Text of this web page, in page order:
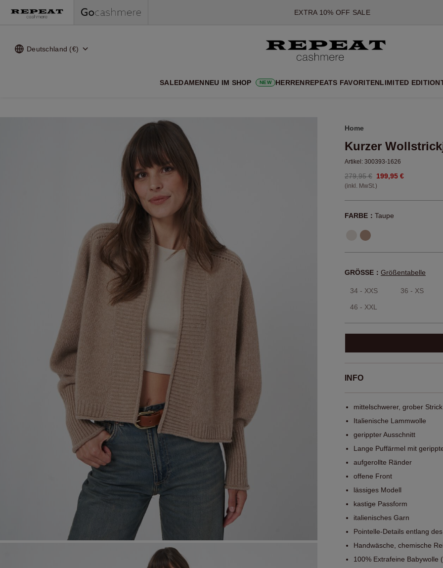
*DIESES ANGEBOT GILT BIS ZUM 12 AUGUST 2026
*GILT NICHT FÜR LIMITED EDITION
*AUSNAHMEN SIND MÖGLICH
NEUE CASHMERE-NEUHEITEN
EXTRA 10% OFF SALE
Deutschland (€)
SALEDAMENNEU IM SHOP NEW HERRENREPEATS FAVORITENLIMITED EDITION
Home
Kurzer
Artikel: 300393-1626
279,95 € 199,95 €
(inkl. MwSt.)
FARBE： Taupe
GRÖSSE： Größentabelle
34 - XXS 36 - XS
46 - XXL
INFO
mittelschwerer, grober Strick
Italienische Lammwolle
gerippter Ausschnitt
Lange Puffärmel mit
aufgerollte Ränder
offene Front
lässiges Modell
kastige Passform
italienisches Garn
Pointelle-Details entlang
Handwäsche, chemische
100% Extrafeine Babywolle